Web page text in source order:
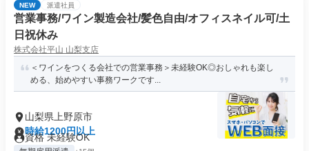
NEW 派遣社員
営業事務/ワイン製造会社/髪色自由/オフィスネイル可/土
日祝休み
株式会社平山 山梨支店
＜ワインをつくる会社での営業事務＞未経験OK◎おしゃれも楽し
める、始めやすい事務ワークです...
山梨県上野原市
時給1200円以上
資格 未経験OK